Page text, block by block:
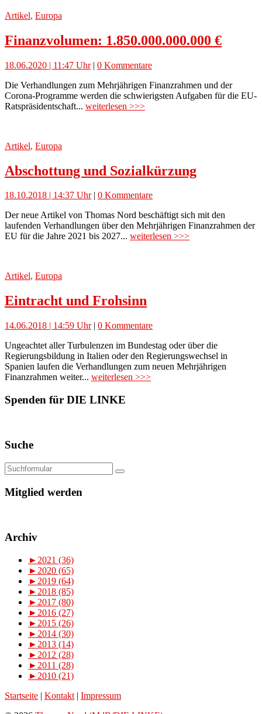
Artikel, Europa
Finanzvolumen: 1.850.000.000.000 €
18.06.2020 | 11:47 Uhr| 0 Kommentare
Die Verhandlungen zum Mehrjährigen Finanzrahmen und der
Corona-Programme werden die schwierigsten Aufgaben für die EU-
Ratspräsidentschaft... weiterlesen >>>
Artikel, Europa
Abschottung und Sozialkürzung
18.10.2018 | 14:37 Uhr| 0 Kommentare
Der neue Artikel von Thomas Nord beschäftigt sich mit den
laufenden Verhandlungen über den Mehrjährigen Finanzrahmen der
EU für die Jahre 2021 bis 2027... weiterlesen >>>
Artikel, Europa
Eintracht und Frohsinn
14.06.2018 | 14:59 Uhr| 0 Kommentare
Ungeachtet aller Turbulenzen im Bundestag oder über die
Regierungsbildung in Italien oder den Regierungswechsel in
Spanien laufen die Verhandlungen zum neuen Mehrjährigen
Finanzrahmen weiter... weiterlesen >>>
Spenden für DIE LINKE
Suche
Mitglied werden
Archiv
► 2021 (36)
► 2020 (65)
► 2019 (64)
► 2018 (85)
► 2017 (80)
► 2016 (27)
► 2015 (26)
► 2014 (30)
► 2013 (14)
► 2012 (28)
► 2011 (28)
► 2010 (21)
Startseite | Kontakt | Impressum